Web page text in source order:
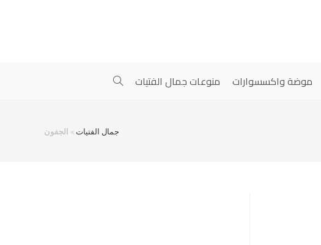
موضة واكسسوارات منوعات جمال الفتيات
جمال الفتيات» الجفون